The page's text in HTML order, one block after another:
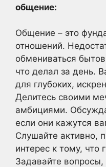
общение:
Общение – это
отношений.
обмениваться
что делал за день.
для глубоких,
Делитесь своими
амбициями.
если они кажутся
Слушайте активно,
интерес к тому, что
Задавайте вопросы,